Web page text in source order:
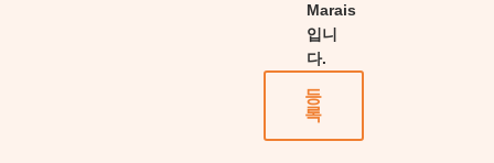
Marais
입니
다.
등
록